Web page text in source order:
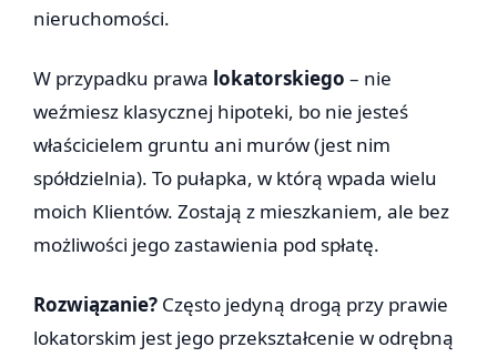
nieruchomości.
W przypadku prawa lokatorskiego – nie
weźmiesz klasycznej hipoteki, bo nie jesteś
właścicielem gruntu ani murów (jest nim
spółdzielnia). To pułapka, w którą wpada wielu
moich Klientów. Zostają z mieszkaniem, ale bez
możliwości jego zastawienia pod spłatę.
Rozwiązanie? Często jedyną drogą przy prawie
lokatorskim jest jego przekształcenie w odrębną